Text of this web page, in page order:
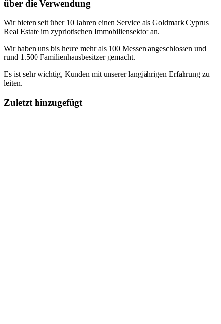
über die Verwendung
Wir bieten seit über 10 Jahren einen Service als Goldmark Cyprus
Real Estate im zypriotischen Immobiliensektor an.
Wir haben uns bis heute mehr als 100 Messen angeschlossen und
rund 1.500 Familienhausbesitzer gemacht.
Es ist sehr wichtig, Kunden mit unserer langjährigen Erfahrung zu
leiten.
Zuletzt hinzugefügt